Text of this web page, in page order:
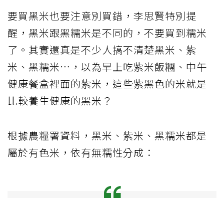
要買黑米也要注意別買錯，李思賢特別提
醒，黑米跟黑糯米是不同的，不要買到糯米
了。其實還真是不少人搞不清楚黑米、紫
米、黑糯米…，以為早上吃紫米飯糰、中午
健康餐盒裡面的紫米，這些紫黑色的米就是
比較養生健康的黑米？
根據農糧署資料，黑米、紫米、黑糯米都是
屬於有色米，依有無糯性分成：